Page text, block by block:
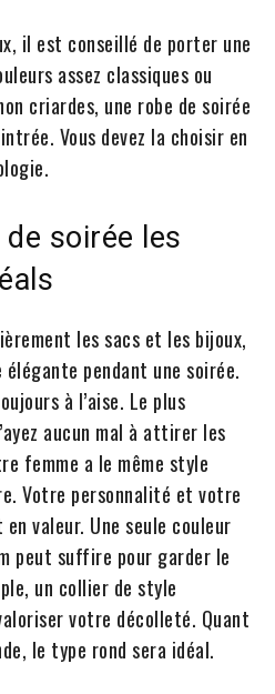
il est conseillé de porter une
assez classiques ou
criardes, une robe de soirée
Vous devez la choisir en
soirée les
les sacs et les bijoux,
pendant une soirée.
à l’aise. Le plus
aucun mal à attirer les
femme a le même style
Votre personnalité et votre
valeur. Une seule couleur
peut suffire pour garder le
un collier de style
votre décolleté. Quant
le type rond sera idéal.